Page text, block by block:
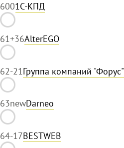
6001С-КПД
61+36AlterEGO
62-21 Группа компаний "Форус"
63newDarneo
64-17BESTWEB